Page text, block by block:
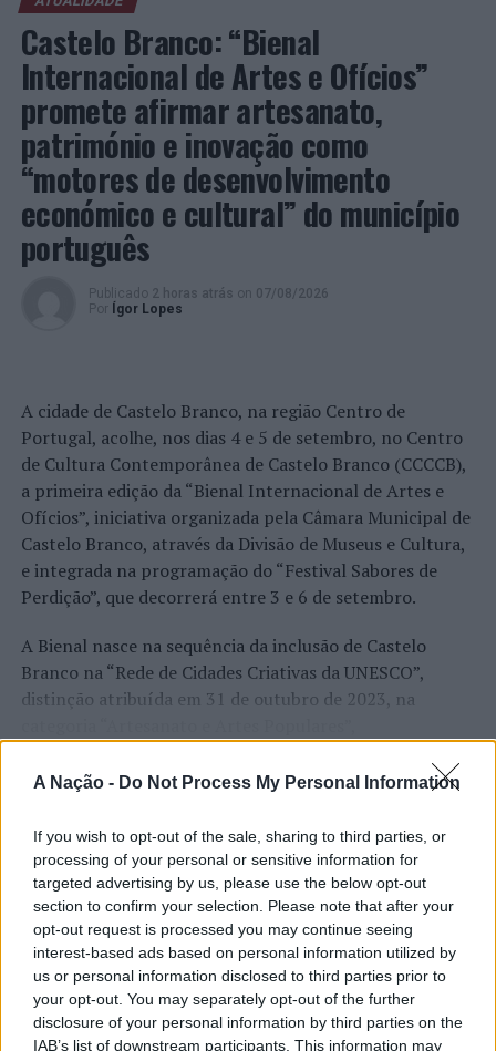
A Nação - Do Not Process My Personal Information
If you wish to opt-out of the sale, sharing to third parties, or
processing of your personal or sensitive information for
targeted advertising by us, please use the below opt-out
section to confirm your selection. Please note that after your
opt-out request is processed you may continue seeing
interest-based ads based on personal information utilized by
us or personal information disclosed to third parties prior to
your opt-out. You may separately opt-out of the further
disclosure of your personal information by third parties on the
IAB’s list of downstream participants. This information may
Pormenor do Paul de Lagos
NÃO PERCA
Uma declaração transfronteiriça para atravessar o
deserto demográfico
Castelo Branco: “Bienal
Internacional de Artes e Ofícios”
promete afirmar artesanato,
património e inovação como
“motores de desenvolvimento
económico e cultural” do município
português
Publicado 2 horas atrás on 07/08/2026
Por
Ígor Lopes
A cidade de Castelo Branco, na região Centro de
Portugal, acolhe, nos dias 4 e 5 de setembro, no Centro
de Cultura Contemporânea de Castelo Branco (CCCCB),
a primeira edição da “Bienal Internacional de Artes e
Ofícios”, iniciativa organizada pela Câmara Municipal de
Castelo Branco, através da Divisão de Museus e Cultura,
e integrada na programação do “Festival Sabores de
Perdição”, que decorrerá entre 3 e 6 de setembro.
A Bienal nasce na sequência da inclusão de Castelo
Branco na “Rede de Cidades Criativas da UNESCO”,
distinção atribuída em 31 de outubro de 2023, na
“valor patrimonial, artístico e identitário” do “Bordado
emblemáticas da cultura portuguesa e elemento central
da identidade albicastrense.
Ao longo de dois dias, especialistas nacionais e
internacionais, investigadores, artesãos, representantes
institucionais, organismos públicos, instituições de
ensino superior e cidades pertencentes à “Rede de
Cidades Criativas da UNESCO” discutirão políticas
públicas, inovação, empreendedorismo,
ATUALIDADE
Covilhã: Especialista aponta
investimento estrangeiro e
valorização imobiliária como
motores do crescimento da Beira